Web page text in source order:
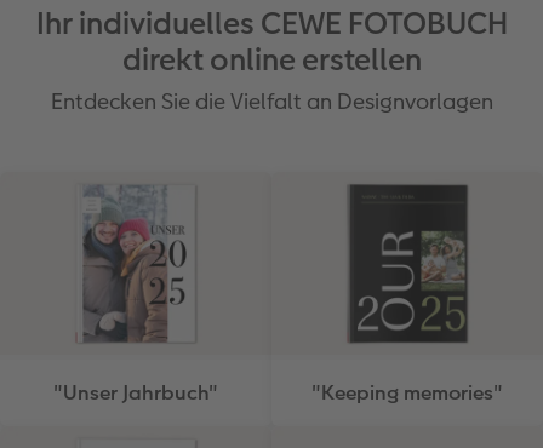
Ihr individuelles CEWE FOTOBUCH
direkt online erstellen
Entdecken Sie die Vielfalt an Designvorlagen
"Unser Jahrbuch" "Keeping memories"